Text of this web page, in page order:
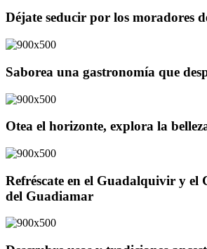
Déjate seducir por los moradores
Saborea una gastronomía que
Otea el horizonte, explora la
Refréscate en el Guadalquivir y el
del Guadiamar